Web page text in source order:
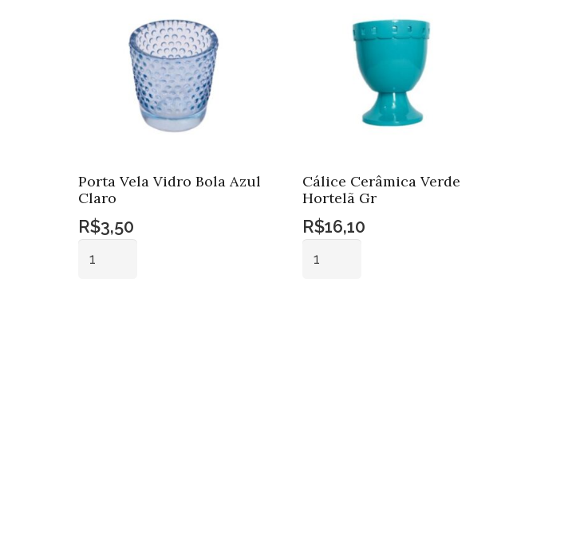
Porta Vela Vidro Bola Azul
Claro
R$3,50
Cálice Cerâmica Verde
Hortelã Gr
R$16,10